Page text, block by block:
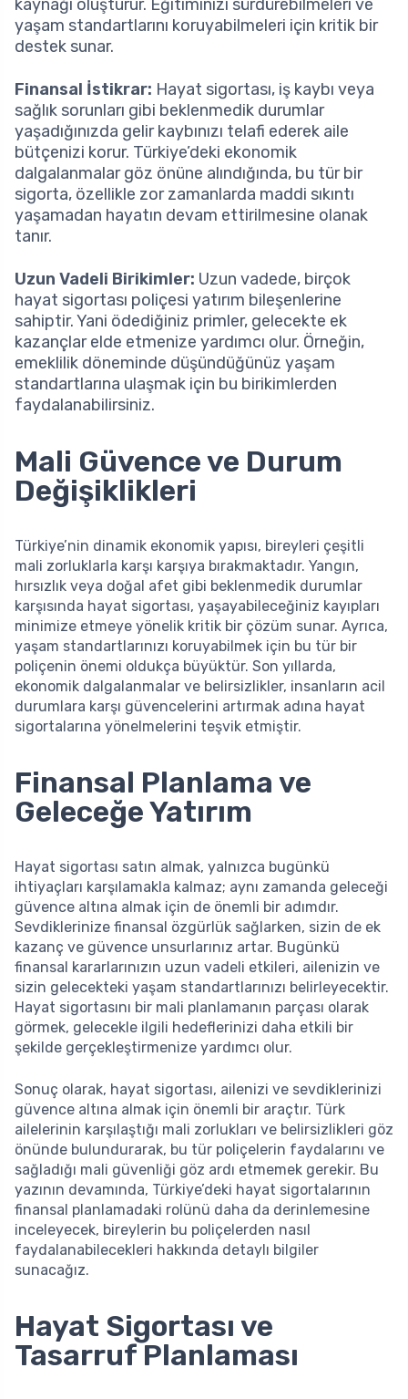
kaynağı oluşturur. Eğitiminizi sürdürebilmeleri ve
yaşam standartlarını koruyabilmeleri için kritik bir
destek sunar.
Finansal İstikrar: Hayat sigortası, iş kaybı veya
sağlık sorunları gibi beklenmedik durumlar
yaşadığınızda gelir kaybınızı telafi ederek aile
bütçenizi korur. Türkiye’deki ekonomik
dalgalanmalar göz önüne alındığında, bu tür bir
sigorta, özellikle zor zamanlarda maddi sıkıntı
yaşamadan hayatın devam ettirilmesine olanak
tanır.
Uzun Vadeli Birikimler: Uzun vadede, birçok
hayat sigortası poliçesi yatırım bileşenlerine
sahiptir. Yani ödediğiniz primler, gelecekte ek
kazançlar elde etmenize yardımcı olur. Örneğin,
emeklilik döneminde düşündüğünüz yaşam
standartlarına ulaşmak için bu birikimlerden
faydalanabilirsiniz.
Mali Güvence ve Durum
Değişiklikleri
Türkiye’nin dinamik ekonomik yapısı, bireyleri çeşitli
mali zorluklarla karşı karşıya bırakmaktadır. Yangın,
hırsızlık veya doğal afet gibi beklenmedik durumlar
karşısında hayat sigortası, yaşayabileceğiniz kayıpları
minimize etmeye yönelik kritik bir çözüm sunar. Ayrıca,
yaşam standartlarınızı koruyabilmek için bu tür bir
poliçenin önemi oldukça büyüktür. Son yıllarda,
ekonomik dalgalanmalar ve belirsizlikler, insanların acil
durumlara karşı güvencelerini artırmak adına hayat
sigortalarına yönelmelerini teşvik etmiştir.
Finansal Planlama ve
Geleceğe Yatırım
Hayat sigortası satın almak, yalnızca bugünkü
ihtiyaçları karşılamakla kalmaz; aynı zamanda geleceği
güvence altına almak için de önemli bir adımdır.
Sevdiklerinize finansal özgürlük sağlarken, sizin de ek
kazanç ve güvence unsurlarınız artar. Bugünkü
finansal kararlarınızın uzun vadeli etkileri, ailenizin ve
sizin gelecekteki yaşam standartlarınızı belirleyecektir.
Hayat sigortasını bir mali planlamanın parçası olarak
görmek, gelecekle ilgili hedeflerinizi daha etkili bir
şekilde gerçekleştirmenize yardımcı olur.
Sonuç olarak, hayat sigortası, ailenizi ve sevdiklerinizi
güvence altına almak için önemli bir araçtır. Türk
ailelerinin karşılaştığı mali zorlukları ve belirsizlikleri göz
önünde bulundurarak, bu tür poliçelerin faydalarını ve
sağladığı mali güvenliği göz ardı etmemek gerekir. Bu
yazının devamında, Türkiye’deki hayat sigortalarının
finansal planlamadaki rolünü daha da derinlemesine
inceleyecek, bireylerin bu poliçelerden nasıl
faydalanabilecekleri hakkında detaylı bilgiler
sunacağız.
Hayat Sigortası ve
Tasarruf Planlaması